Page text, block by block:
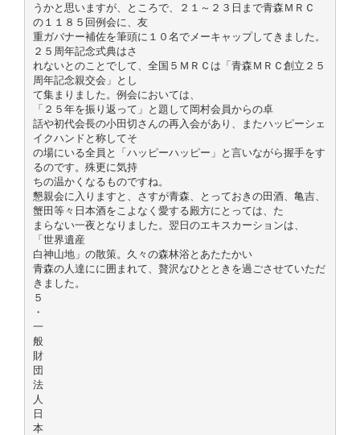
うかと思いますが、ところで、２１～２３日まで青森ＭＲＣ
の１１８５回例会に、友
重ガバナー補佐を筆頭に１０名でメーキャップしてきました。
２５周年記念式典はさ
れないとのことでして、全国５ＭＲＣは「青森ＭＲＣ創立２５
周年記念親交会」とし
て集まりました。例会においては、
「２５年を振り返って」と題して岡村会員からの卓
話や初代会長の小田切さんの再入会があり、またハッピーシェ
イクハンドと称してそ
の場にいる全員と「ハッピーハッピー」と言いながら握手をす
るのです。殊更に気持
ちの温かくなるものですね。
懇親会に入りますと、さすが青森、とっておきの田酒、亀吉、
蟹田等々日本酒をこよなく愛する殿方にとっては、た
まらない一夜となりました。翌日のエキスカーションは、
「世界遺産
白神山地」の散策。久々の森林浴とあたたかい
青森の人達にに囲まれて、贅沢なひとときを過ごさせていただ
きました。
５
・
一
般
財
団
法
人
日
本